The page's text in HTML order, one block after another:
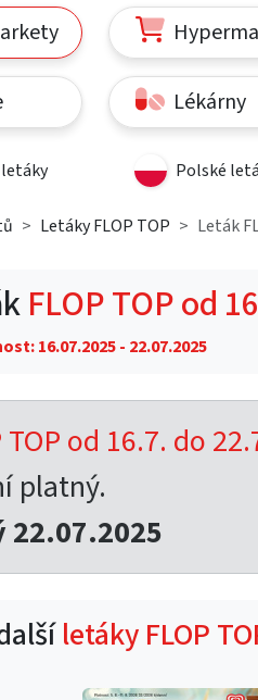
Lékárny
Polské
Letáky FLOP TOP Leták
FLOP TOP od
16.07.2025 - 22.07.2025
TOP od 16.7. do
platný.
22.07.2025
letáky FLOP